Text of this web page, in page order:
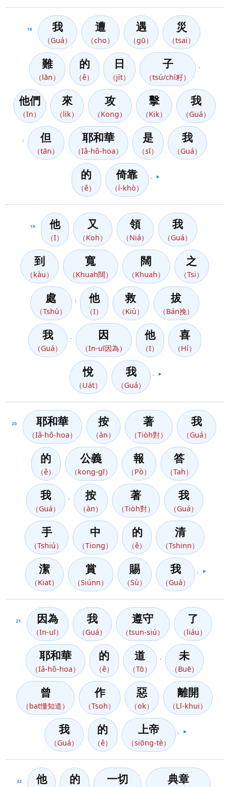
18 我
（Guá）
遭
（cho）
遇
（gū）
災
（tsai）
難
（lān）
的
（ê）
日
（ji̍t）
子
（tsú/chí籽）
他們
（In）
來
（li̍k）
攻
（Kong）
擊
（Kik）
我
（Guá）
； 但
（tān）
耶和華
（Iâ-hô-hoa）
是
（sī）
我
（Guá）
的
（ê）
倚靠
（í-khò）
▶️
19 他
（I）
又
（Koh）
領
（Niá）
我
（Guá）
到
（kàu）
寬
（Khuah闊）
闊
（Khuah）
之
（Tsi）
處
（Tshù）
； 他
（I）
救
（Kiù）
拔
（Bán挽）
我
（Guá）
因
（In-uī因為）
他
（I）
喜
（Hí）
悅
（Ua̍t）
我
（Guá）
▶️
20 耶和華
（Iâ-hô-hoa）
按
（àn）
著
（Tio̍h對）
我
（Guá）
的
（ê）
公義
（kong-gī）
報
（Pò）
答
（Tah）
我
（Guá）
按
（àn）
著
（Tio̍h對）
我
（Guá）
手
（Tshiú）
中
（Tiong）
的
（ê）
清
（Tshinn）
潔
（Kiat）
賞
（Siúnn）
賜
（Sù）
我
（Guá）
▶️
21 因為
（In-uī）
我
（Guá）
遵守
（tsun-siú）
了
（liáu）
耶和華
（Iâ-hô-hoa）
的
（ê）
道
（Tō）
未
（Buē）
曾
（bat懂知道）
作
（Tsoh）
惡
（ok）
離開
（Lī-khui）
我
（Guá）
的
（ê）
上帝
（siōng-tè）
▶️
22 他 的 一切 典章